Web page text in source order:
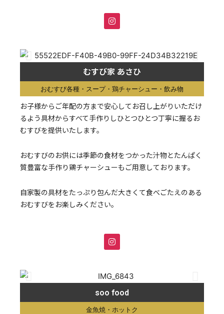
むすび家 あさひ
おむすび各種・スープ・鶏チャーシュー・飲み物
お子様からご年配の方まで安心してお召し上がりいただけ
るよう具材からすべて手作りしひとつひとつ丁寧に握るお
むすびを提供いたします。
おむすびのお供には季節の食材をつかった汁物とたんぱく
質豊富な手作り鶏チャーシューもご用意しております。
自家製の具材をたっぷり包んだ大きくて食べごたえのある
おむすびをお楽しみください。
soo food
金魚焼・ホットク